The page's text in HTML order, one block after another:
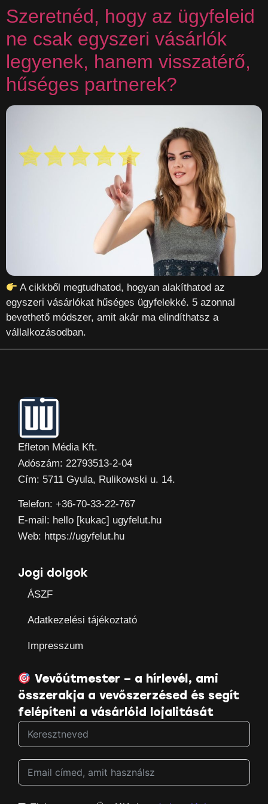
Szeretnéd, hogy az ügyfeleid
ne csak egyszeri vásárlók
legyenek, hanem visszatérő,
hűséges partnerek?
A cikkből megtudhatod, hogyan alakíthatod az
egyszeri vásárlókat hűséges ügyfelekké. 5 azonnal
bevethető módszer, amit akár ma elindíthatsz a
vállalkozásodban.
Efleton Média Kft.
Adószám: 22793513-2-04
Cím: 5711 Gyula, Rulikowski u. 14.
Telefon: +36-70-33-22-767
E-mail: hello [kukac] ugyfelut.hu
Web: https://ugyfelut.hu
Jogi dolgok
ÁSZF
Adatkezelési tájékoztató
Impresszum
Vevőútmester – a hírlevél, ami
összerakja a vevőszerzésed és segít
felépíteni a vásárlóid lojalitását